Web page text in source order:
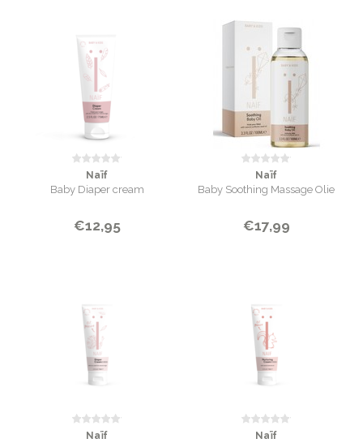
Naïf
Baby Diaper cream
€12,95
Naïf
Baby Soothing Massage Olie
€17,99
Naïf Naïf